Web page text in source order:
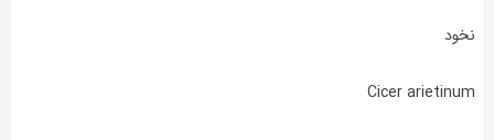
نخود
Cicer arietinum